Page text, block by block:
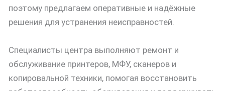
поэтому предлагаем оперативные и надёжные
решения для устранения неисправностей.
Специалисты центра выполняют ремонт и
обслуживание принтеров, МФУ, сканеров и
копировальной техники, помогая восстановить